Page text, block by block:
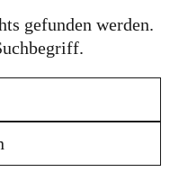
gefunden werden.